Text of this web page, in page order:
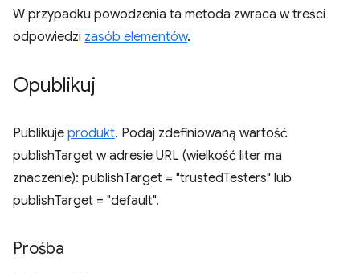
W przypadku powodzenia ta metoda zwraca w treści
odpowiedzi zasób elementów.
Opublikuj
Publikuje produkt. Podaj zdefiniowaną wartość
publishTarget w adresie URL (wielkość liter ma
znaczenie): publishTarget = "trustedTesters" lub
publishTarget = "default".
Prośba